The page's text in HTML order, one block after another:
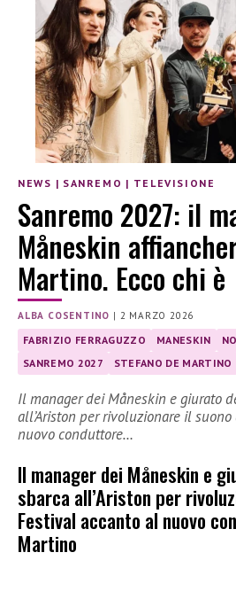
NEWS | SANREMO | TELEVISIONE
Sanremo 2027: il
Måneskin
Martino. Ecco chi è
ALBA COSENTINO | 2 MARZO 2026
FABRIZIO FERRAGUZZO MANESKIN
SANREMO 2027
STEFANO DE MARTINO
Il manager dei Måneskin e giurato
all’Ariston per rivoluzionare il
nuovo conduttore…
Il manager dei Måneskin e
sbarca all’Ariston per
Festival accanto al nuovo
Martino